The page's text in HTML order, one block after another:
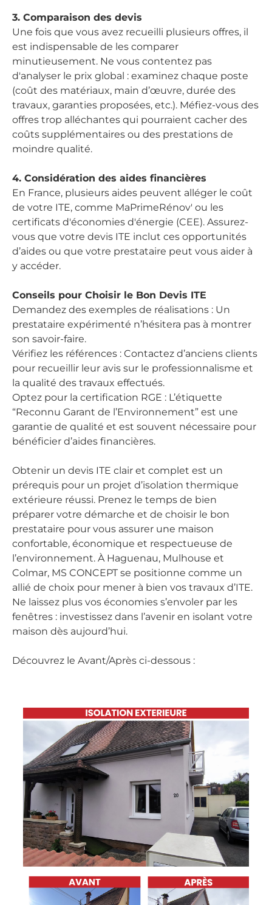
3. Comparaison des devis
Une fois que vous avez recueilli plusieurs offres, il
est indispensable de les comparer
minutieusement. Ne vous contentez pas
d'analyser le prix global : examinez chaque poste
(coût des matériaux, main d’œuvre, durée des
travaux, garanties proposées, etc.). Méfiez-vous des
offres trop alléchantes qui pourraient cacher des
coûts supplémentaires ou des prestations de
moindre qualité.
4. Considération des aides financières
En France, plusieurs aides peuvent alléger le coût
de votre ITE, comme MaPrimeRénov' ou les
certificats d'économies d'énergie (CEE). Assurez-
vous que votre devis ITE inclut ces opportunités
d’aides ou que votre prestataire peut vous aider à
y accéder.
Conseils pour Choisir le Bon Devis ITE
Demandez des exemples de réalisations : Un
prestataire expérimenté n’hésitera pas à montrer
son savoir-faire.
Vérifiez les références : Contactez d’anciens clients
pour recueillir leur avis sur le professionnalisme et
la qualité des travaux effectués.
Optez pour la certification RGE : L’étiquette
“Reconnu Garant de l’Environnement” est une
garantie de qualité et est souvent nécessaire pour
bénéficier d’aides financières.
Obtenir un devis ITE clair et complet est un
prérequis pour un projet d’isolation thermique
extérieure réussi. Prenez le temps de bien
préparer votre démarche et de choisir le bon
prestataire pour vous assurer une maison
confortable, économique et respectueuse de
l’environnement. À Haguenau, Mulhouse et
Colmar, MS CONCEPT se positionne comme un
allié de choix pour mener à bien vos travaux d’ITE.
Ne laissez plus vos économies s’envoler par les
fenêtres : investissez dans l’avenir en isolant votre
maison dès aujourd’hui.
Découvrez le Avant/Après ci-dessous :